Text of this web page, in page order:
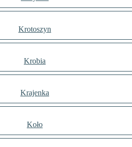
Krotoszyn
Krobia
Krajenka
Koło